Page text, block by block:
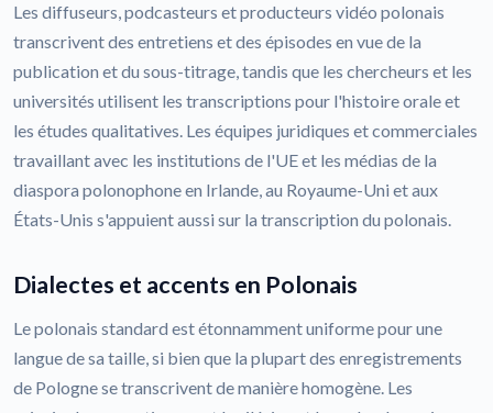
Les diffuseurs, podcasteurs et producteurs vidéo polonais
transcrivent des entretiens et des épisodes en vue de la
publication et du sous-titrage, tandis que les chercheurs et les
universités utilisent les transcriptions pour l'histoire orale et
les études qualitatives. Les équipes juridiques et commerciales
travaillant avec les institutions de l'UE et les médias de la
diaspora polonophone en Irlande, au Royaume-Uni et aux
États-Unis s'appuient aussi sur la transcription du polonais.
Dialectes et accents en Polonais
Le polonais standard est étonnamment uniforme pour une
langue de sa taille, si bien que la plupart des enregistrements
de Pologne se transcrivent de manière homogène. Les